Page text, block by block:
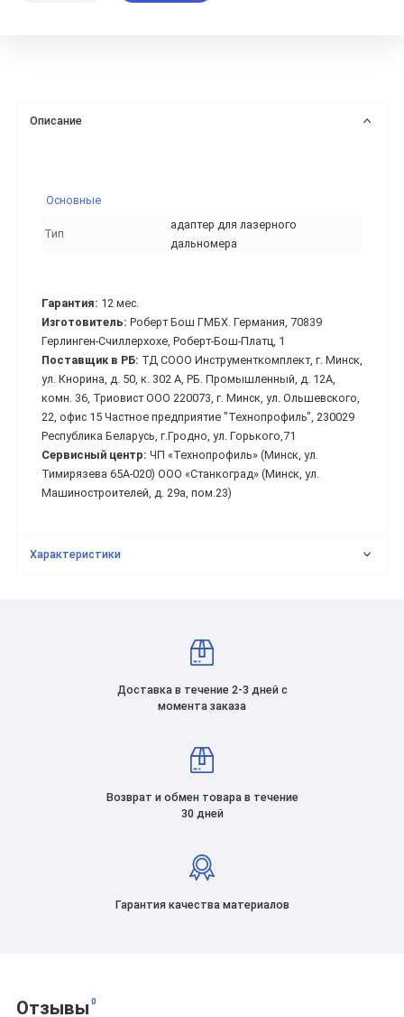
Описание
Основные
Тип
адаптер для лазерного
дальномера
Гарантия: 12 мес.
Изготовитель: Роберт Бош ГМБХ. Германия, 70839
Герлинген-Счиллерхохе, Роберт-Бош-Платц, 1
Поставщик в РБ: ТД СООО Инструменткомплект, г. Минск,
ул. Кнорина, д. 50, к. 302 А, РБ. Промышленный, д. 12А,
комн. 36, Триовист ООО 220073, г. Минск, ул. Ольшевского,
22, офис 15 Частное предприятие "Технопрофиль", 230029
Республика Беларусь, г.Гродно, ул. Горького,71
Сервисный центр: ЧП «Технопрофиль» (Минск, ул.
Тимирязева 65А-020) ООО «Станкоград» (Минск, ул.
Машиностроителей, д. 29а, пом.23)
Характеристики
Доставка в течение 2-3 дней с
момента заказа
Возврат и обмен товара в течение
30 дней
Гарантия качества материалов
Отзывы 0